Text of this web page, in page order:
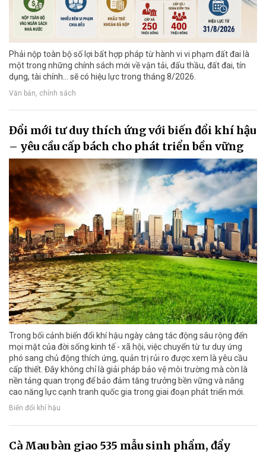
Phải nộp toàn bộ số lợi bất hợp pháp từ hành vi vi phạm đất đai là
một trong những chính sách mới về vận tải, đấu thầu, đất đai, tín
dụng, tài chính... sẽ có hiệu lực trong tháng 8/2026.
Văn bản, chính sách
Đổi mới tư duy thích ứng với biến đổi khí hậu
– yêu cầu cấp bách cho phát triển bền vững
Trong bối cảnh biến đổi khí hậu ngày càng tác động sâu rộng đến
mọi mặt của đời sống kinh tế - xã hội, việc chuyển từ tư duy ứng
phó sang chủ động thích ứng, quản trị rủi ro được xem là yêu cầu
cấp thiết. Đây không chỉ là giải pháp bảo vệ môi trường mà còn là
nền tảng quan trọng để bảo đảm tăng trưởng bền vững và nâng
cao năng lực cạnh tranh quốc gia trong giai đoạn phát triển mới.
Biến đổi khí hậu
Cà Mau bàn giao 535 mẫu sinh phẩm, đẩy